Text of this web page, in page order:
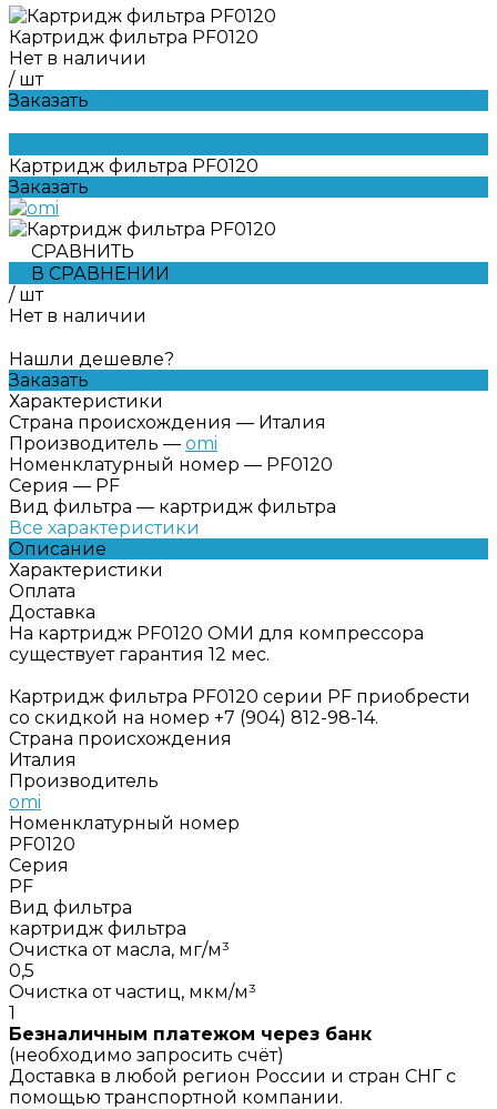
Картридж фильтра PF0120
Нет в наличии
/ шт
Заказать
Картридж фильтра PF0120
Заказать
СРАВНИТЬ
В СРАВНЕНИИ
/ шт
Нет в наличии
Нашли дешевле?
Заказать
Характеристики
Страна происхождения — Италия
Производитель — omi
Номенклатурный номер — PF0120
Серия — PF
Вид фильтра — картридж фильтра
Все характеристики
Описание
Характеристики
Оплата
Доставка
На картридж PF0120 ОМИ для компрессора
существует гарантия 12 мес.
Картридж фильтра PF0120 серии PF приобрести
со скидкой на номер +7 (904) 812-98-14.
Страна происхождения
Италия
Производитель
omi
Номенклатурный номер
PF0120
Серия
PF
Вид фильтра
картридж фильтра
Очистка от масла, мг/м³
0,5
Очистка от частиц, мкм/м³
1
Безналичным платежом через банк
(необходимо запросить счёт)
Доставка в любой регион России и стран СНГ с
помощью транспортной компании.